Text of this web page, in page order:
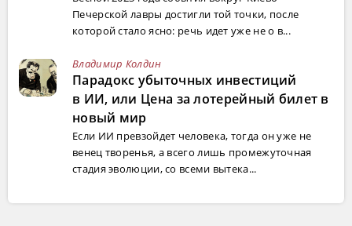
Печерской лавры достигли той точки, после
которой стало ясно: речь идет уже не о в...
Владимир Колдин
Парадокс убыточных инвестиций
в ИИ, или Цена за лотерейный билет в
новый мир
Если ИИ превзойдет человека, тогда он уже не
венец творенья, а всего лишь промежуточная
стадия эволюции, со всеми вытека...